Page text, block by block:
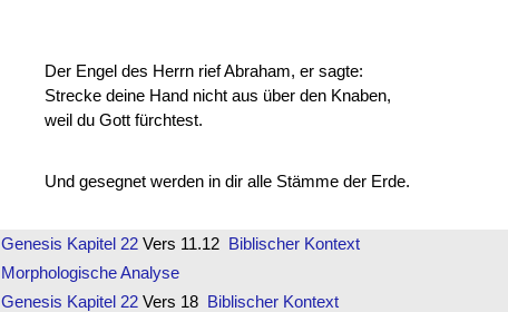
Der Engel des Herrn rief Abraham, er sagte:
Strecke deine Hand nicht aus über den Knaben,
weil du Gott fürchtest.
Und gesegnet werden in dir alle Stämme der Erde.
Genesis Kapitel 22Vers 11.12 Biblischer Kontext
Morphologische Analyse
Genesis Kapitel 22Vers 18 Biblischer Kontext